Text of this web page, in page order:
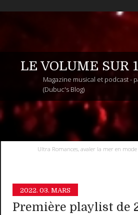
LE VOLUME SUR
Magazine musical et podcast -
(Dubuc's Blog)
Ultra Romances, avaler la mer en
2022. 03. MARS
Première playlist de